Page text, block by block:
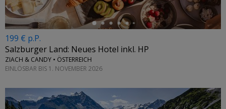
199 € p.P.
Salzburger Land: Neues Hotel inkl. HP
ZIACH & CANDY • ÖSTERREICH
EINLÖSBAR BIS 1. NOVEMBER 2026